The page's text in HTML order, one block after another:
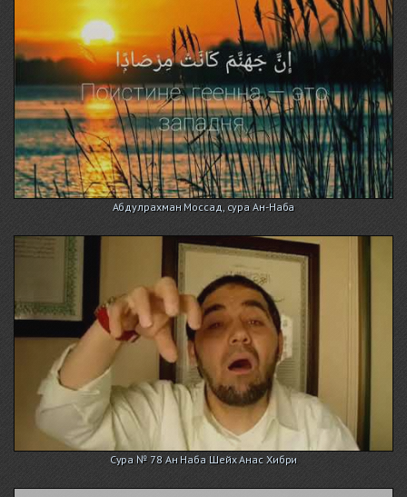
Абдулрахман Моссад, сура Ан-Наба
Сура № 78 Ан Наба Шейх Анас Хибри